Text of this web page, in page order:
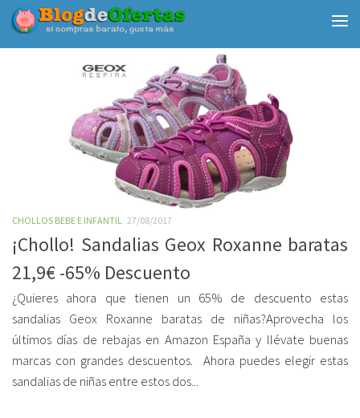
Debajo del contenido
CHOLLOS BEBE E INFANTIL 27/08/2017
¡Chollo! Sandalias Geox Roxanne baratas
21,9€ -65% Descuento
¿Quieres ahora que tienen un 65% de descuento estas
sandalias Geox Roxanne baratas de niñas?Aprovecha los
últimos días de rebajas en Amazon España y llévate buenas
marcas con grandes descuentos. Ahora puedes elegir estas
sandalias de niñas entre estos dos...